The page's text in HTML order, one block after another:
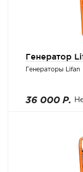
Генератор
Генераторы Lifan
36 000 Р.